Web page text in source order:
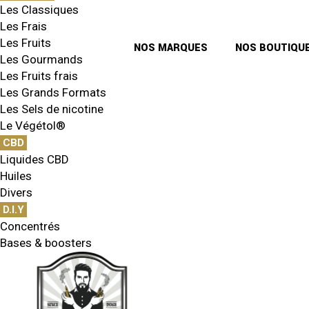
Les Classiques
Les Frais
Les Fruits
Les Gourmands
Les Fruits frais
Les Grands Formats
Les Sels de nicotine
Le Végétol®
CBD
Liquides CBD
Huiles
Divers
D.I.Y
Concentrés
Bases & boosters
NOS MARQUES NOS